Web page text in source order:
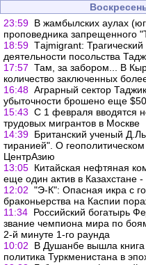
23:59 В жамбылских аулах
проповедника запрещенного
18:59 Тajmigrant:
деятельности посольства
17:57 Там, за забором... В
количество заключенных
16:48 Аграрный сектор
убыточности брошено еще
15:43 С 1 февраля вводятся
трудовых мигрантов в Москве
14:39 Британский ученый
тиранией". О
ЦентрАзию
13:05 Китайская нефтяная
еще один актив в Казахстане
12:02 "Э-К": Опасная икра с
браконьерства на Каспии
11:34 Российский богатырь
звание чемпиона мира по
2-й минуте 1-го раунда
10:02
В Душанбе вышла
политика Туркменистана в